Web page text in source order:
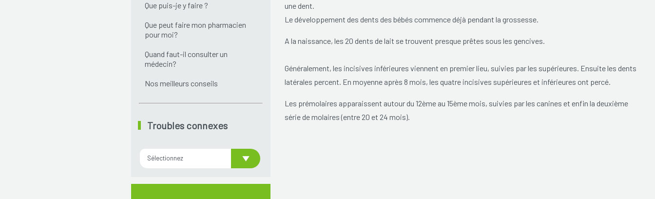
Que puis-je y faire ?
Que peut faire mon pharmacien
pour moi?
Quand faut-il consulter un
médecin?
Nos meilleurs conseils
Troubles connexes
Sélectionnez
une dent.
Le développement des dents des bébés commence déjà pendant la grossesse.
A la naissance, les 20 dents de lait se trouvent presque prêtes sous les gencives.
Généralement, les incisives inférieures viennent en premier lieu, suivies par les supérieures. Ensuite les dents
latérales percent. En moyenne après 8 mois, les quatre incisives supérieures et inférieures ont percé.
Les prémolaires apparaissent autour du 12ème au 15ème mois, suivies par les canines et enfin la deuxième
série de molaires (entre 20 et 24 mois).